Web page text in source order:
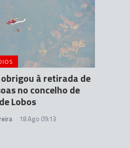
à retirada de
no concelho de
Lobos
18 Ago 09:13